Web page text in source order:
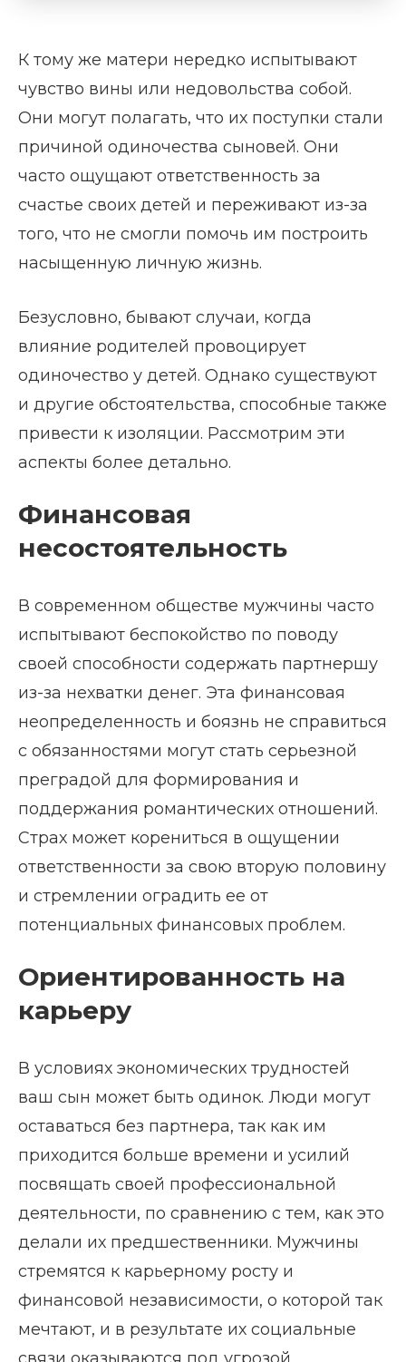
К тому же матери нередко испытывают
чувство вины или недовольства собой.
Они могут полагать, что их поступки стали
причиной одиночества сыновей. Они
часто ощущают ответственность за
счастье своих детей и переживают из-за
того, что не смогли помочь им построить
насыщенную личную жизнь.
Безусловно, бывают случаи, когда
влияние родителей провоцирует
одиночество у детей. Однако существуют
и другие обстоятельства, способные также
привести к изоляции. Рассмотрим эти
аспекты более детально.
Финансовая
несостоятельность
В современном обществе мужчины часто
испытывают беспокойство по поводу
своей способности содержать партнершу
из-за нехватки денег. Эта финансовая
неопределенность и боязнь не справиться
с обязанностями могут стать серьезной
преградой для формирования и
поддержания романтических отношений.
Страх может корениться в ощущении
ответственности за свою вторую половину
и стремлении оградить ее от
потенциальных финансовых проблем.
Ориентированность на
карьеру
В условиях экономических трудностей
ваш сын может быть одинок. Люди могут
оставаться без партнера, так как им
приходится больше времени и усилий
посвящать своей профессиональной
деятельности, по сравнению с тем, как это
делали их предшественники. Мужчины
стремятся к карьерному росту и
финансовой независимости, о которой так
мечтают, и в результате их социальные